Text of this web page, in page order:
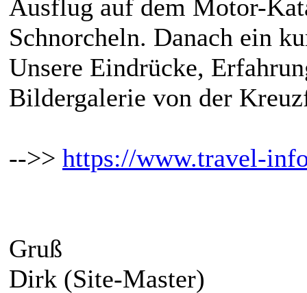
Ausflug auf dem Motor-
Schnorcheln. Danach ein
Unsere Eindrücke,
Bildergalerie von der
-->> https://www.travel-
Gruß
Dirk (Site-Master)